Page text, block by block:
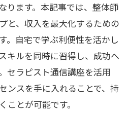
ります。本記事では、整体師
と、収入を最大化するための
。自宅で学ぶ利便性を活かし
キルを同時に習得し、成功へ
セラピスト通信講座を活用
ンスを手に入れることで、持
ことが可能です。